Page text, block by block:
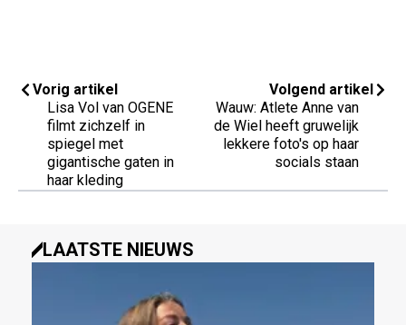
Vorig artikel
Lisa Vol van OGENE
filmt zichzelf in
spiegel met
gigantische gaten in
haar kleding
Volgend artikel
Wauw: Atlete Anne van
de Wiel heeft gruwelijk
lekkere foto's op haar
socials staan
LAATSTE NIEUWS